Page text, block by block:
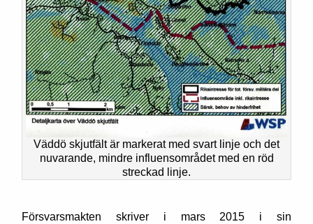
Väddö skjutfält är markerat med svart linje och det
nuvarande, mindre influensområdet med en röd
streckad linje.
Försvarsmakten skriver i mars 2015 i sin